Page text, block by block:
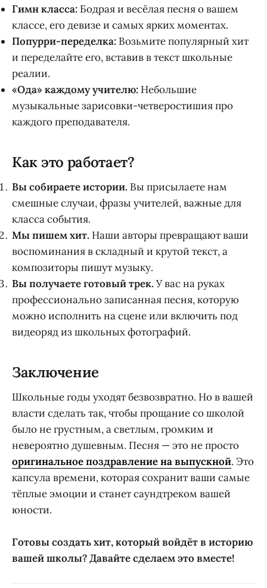
Гимн класса: Бодрая и весёлая песня о вашем
классе, его девизе и самых ярких моментах.
Попурри-переделка: Возьмите популярный хит
и переделайте его, вставив в текст школьные
реалии.
«Ода» каждому учителю: Небольшие
музыкальные зарисовки-четверостишия про
каждого преподавателя.
Как это работает?
Вы собираете истории. Вы присылаете нам
смешные случаи, фразы учителей, важные для
класса события.
Мы пишем хит. Наши авторы превращают ваши
воспоминания в складный и крутой текст, а
композиторы пишут музыку.
Вы получаете готовый трек. У вас на руках
профессионально записанная песня, которую
можно исполнить на сцене или включить под
видеоряд из школьных фотографий.
Заключение
Школьные годы уходят безвозвратно. Но в вашей
власти сделать так, чтобы прощание со школой
было не грустным, а светлым, громким и
невероятно душевным. Песня — это не просто
оригинальное поздравление на выпускной. Это
капсула времени, которая сохранит ваши самые
тёплые эмоции и станет саундтреком вашей
юности.
Готовы создать хит, который войдёт в историю
вашей школы? Давайте сделаем это вместе!